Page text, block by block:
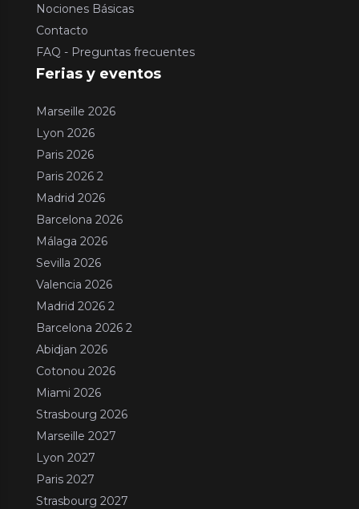
Nociones Básicas
Contacto
FAQ - Preguntas frecuentes
Ferias y eventos
Marseille 2026
Lyon 2026
Paris 2026
Paris 2026 2
Madrid 2026
Barcelona 2026
Málaga 2026
Sevilla 2026
Valencia 2026
Madrid 2026 2
Barcelona 2026 2
Abidjan 2026
Cotonou 2026
Miami 2026
Strasbourg 2026
Marseille 2027
Lyon 2027
Paris 2027
Strasbourg 2027